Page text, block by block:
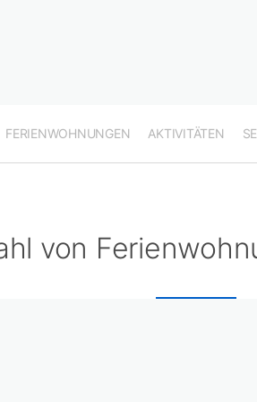
FERIENWOHNUNGEN AKTIVITÄTEN
von